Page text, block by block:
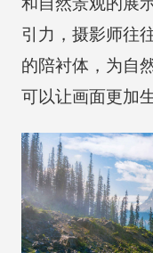
引力，摄影师往
的陪衬体，为自
可以让画面更加生